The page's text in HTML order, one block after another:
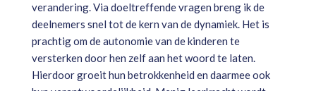
verandering. Via doeltreffende vragen breng ik de
deelnemers snel tot de kern van de dynamiek. Het is
prachtig om de autonomie van de kinderen te
versterken door hen zelf aan het woord te laten.
Hierdoor groeit hun betrokkenheid en daarmee ook